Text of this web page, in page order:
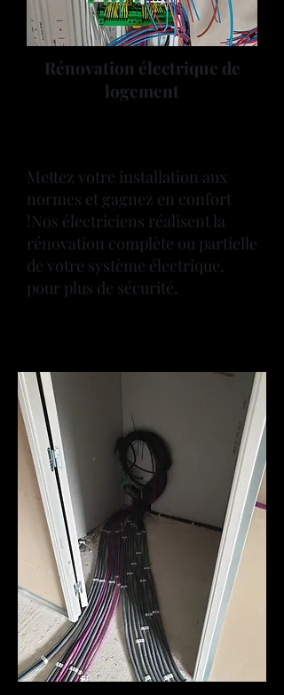
Rénovation électrique de
logement
Mettez votre installation aux
normes et gagnez en confort
!Nos électriciens réalisent la
rénovation complète ou partielle
de votre système électrique,
pour plus de sécurité.